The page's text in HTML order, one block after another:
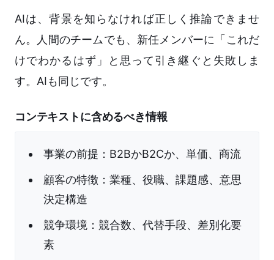
AIは、背景を知らなければ正しく推論できませ
ん。人間のチームでも、新任メンバーに「これだ
けでわかるはず」と思って引き継ぐと失敗しま
す。AIも同じです。
コンテキストに含めるべき情報
事業の前提：B2BかB2Cか、単価、商流
顧客の特徴：業種、役職、課題感、意思
決定構造
競争環境：競合数、代替手段、差別化要
素